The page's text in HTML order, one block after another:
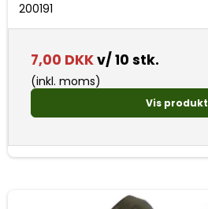
200191
7,00 DKKv/ 10 stk.
(inkl. moms)
Vis produkt